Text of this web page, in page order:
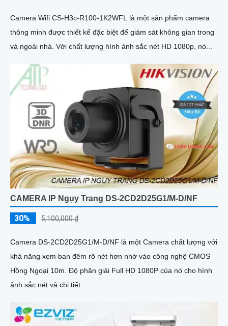
Camera Wifi CS-H3c-R100-1K2WFL là một sản phẩm camera
thông minh được thiết kế đặc biệt để giám sát không gian trong
và ngoài nhà. Với chất lượng hình ảnh sắc nét HD 1080p, nó...
CAMERA IP Ngụy Trang DS-2CD2D25G1/M-D/NF
30% 5,100,000 ₫
Camera DS-2CD2D25G1/M-D/NF là một Camera chất lượng với
khả năng xem ban đêm rõ nét hơn nhờ vào công nghệ CMOS
Hồng Ngoại 10m. Độ phân giải Full HD 1080P của nó cho hình
ảnh sắc nét và chi tiết